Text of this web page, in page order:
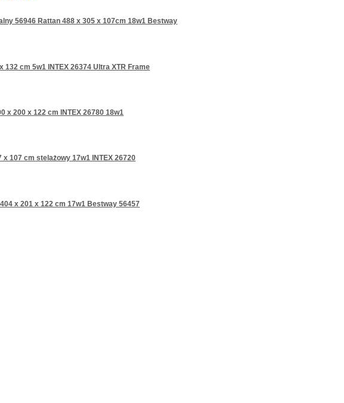
56946 Rattan 488 x 305 x 107cm 18w1 Bestway
cm 5w1 INTEX 26374 Ultra XTR Frame
x 200 x 122 cm INTEX 26780 18w1
107 cm stelażowy 17w1 INTEX 26720
x 201 x 122 cm 17w1 Bestway 56457